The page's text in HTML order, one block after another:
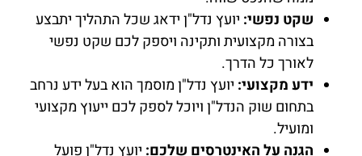
שקט נפשי: יועץ נדל"ן ידאג שכל התהליך יתבצע
בצורה מקצועית ותקינה ויספק לכם שקט נפשי
לאורך כל הדרך.
ידע מקצועי: יועץ נדל"ן מוסמך הוא בעל ידע נרחב
בתחום שוק הנדל"ן ויוכל לספק לכם ייעוץ מקצועי
ומועיל.
הגנה על האינטרסים שלכם: יועץ נדל"ן פועל